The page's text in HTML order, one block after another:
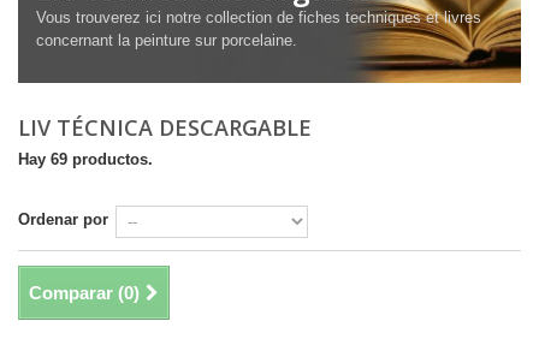
Vous trouverez ici notre collection de fiches techniques et livres
concernant la peinture sur porcelaine.
LIV TÉCNICA DESCARGABLE
Hay 69 productos.
Ordenar por
Comparar (0)